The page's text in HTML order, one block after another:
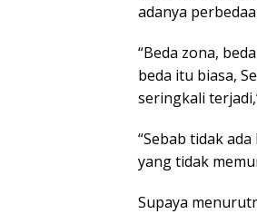
adanya
“Beda zona,
beda itu biasa,
seringkali
“Sebab tidak
yang tidak
Supaya